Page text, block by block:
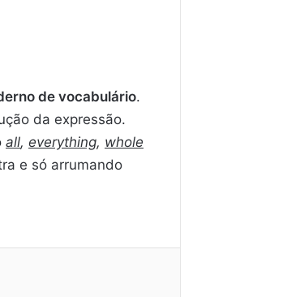
de vocabulário.
da expressão.
all, everything, whole
e só arrumando